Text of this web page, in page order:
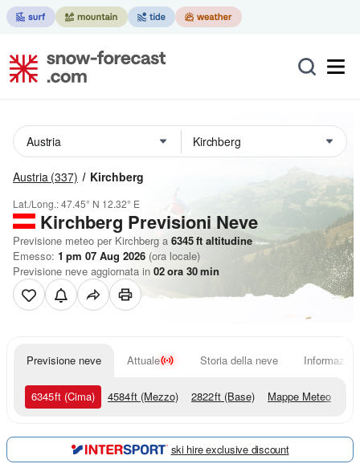
Austria (337) Kirchberg
Lat./Long.:47.45° N 12.32° E
Kirchberg Previsioni Neve
Previsione meteo per Kirchberg a 6345ft altitudine
Emesso: 1 pm 07 Aug 2026 (ora locale)
Previsione neve aggiornata in 02ora 30min
Previsione neve Attuale Storia della neve
6345ft (Cima) 4584ft (Mezzo) 2822ft (Base) Mappe Meteo
ski hire exclusive discount